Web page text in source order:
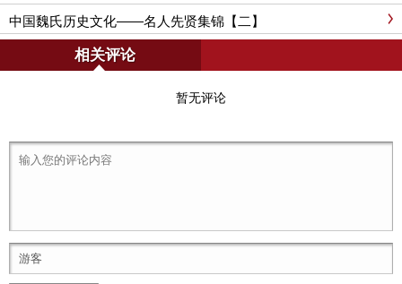
中国魏氏历史文化——名人先贤集锦【二】
相关评论
暂无评论